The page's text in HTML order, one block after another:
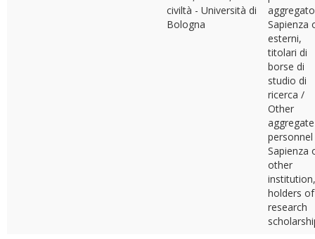
civiltà - Università di
Bologna
aggregato
Sapienza
esterni,
titolari di
borse di
studio di
ricerca /
Other
aggregate
personnel
Sapienza
other
institution,
holders of
research